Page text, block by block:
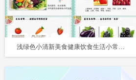
浅绿色小清新美食健康饮食生活小常识美食PPT